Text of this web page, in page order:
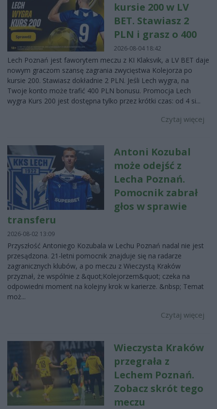
kursie 200 w LV
BET. Stawiasz 2
PLN i grasz o 400
2026-08-04 18:42
Lech Poznań jest faworytem meczu z KI Klaksvik, a LV BET daje
nowym graczom szansę zagrania zwycięstwa Kolejorza po
kursie 200. Stawiasz dokładnie 2 PLN. Jeśli Lech wygra, na
Twoje konto może trafić 400 PLN bonusu. Promocja Lech
wygra Kurs 200 jest dostępna tylko przez krótki czas: od 4 si...
Czytaj więcej
Antoni Kozubal
może odejść z
Lecha Poznań.
Pomocnik zabrał
głos w sprawie
transferu
2026-08-02 13:09
Przyszłość Antoniego Kozubala w Lechu Poznań nadal nie jest
przesądzona. 21-letni pomocnik znajduje się na radarze
zagranicznych klubów, a po meczu z Wieczystą Kraków
przyznał, że wspólnie z &quot;Kolejorzem&quot; czeka na
odpowiedni moment na kolejny krok w karierze. &nbsp; Temat
moż...
Czytaj więcej
Wieczysta Kraków
przegrała z
Lechem Poznań.
Zobacz skrót tego
meczu